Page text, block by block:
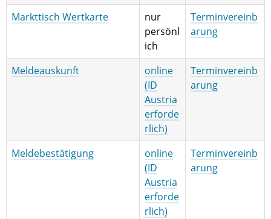
Markttisch Wertkarte
nur
persönl
ich
Terminvereinb
arung
Meldeauskunft
online
(ID
Austria
erforde
rlich)
Terminvereinb
arung
Meldebestätigung
online
(ID
Austria
erforde
rlich)
Terminvereinb
arung